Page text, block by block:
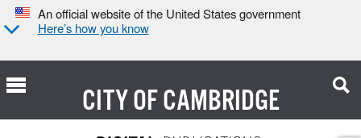
An official website of the United States government
Here’s how you know
CITY OFCAMBRIDGE